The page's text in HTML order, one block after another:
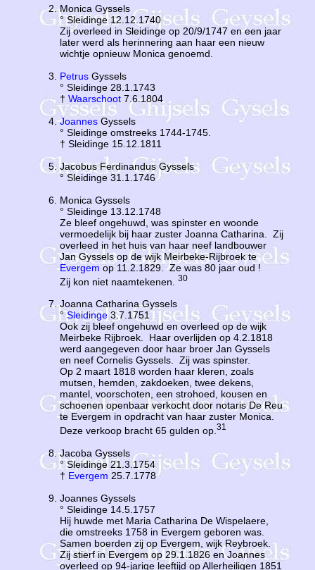
Monica Gyssels
° Sleidinge 12.12.1740
Zij overleed in Sleidinge op 20/9/1747 en een jaar
later werd als herinnering aan haar een nieuw
wichtje opnieuw Monica genoemd.
PetrusGyssels
° Sleidinge 28.1.1743
† Waarschoot7.6.1804
JoannesGyssels
° Sleidinge omstreeks 1744-1745.
† Sleidinge 15.12.1811
Jacobus Ferdinandus Gyssels
° Sleidinge 31.1.1746
Monica Gyssels
° Sleidinge 13.12.1748
Ze bleef ongehuwd, was spinster en woonde
vermoedelijk bij haar zuster Joanna Catharina. Zij
overleed in het huis van haar neef landbouwer
Jan Gyssels op de wijk Meirbeke-Rijbroek te
Evergemop 11.2.1829. Ze was 80 jaar oud !
Zij kon niet naamtekenen. 30
Joanna Catharina Gyssels
°Sleidinge3.7.1751
Ook zij bleef ongehuwd en overleed op de wijk
Meirbeke Rijbroek. Haar overlijden op 4.2.1818
werd aangegeven door haar broer Jan Gyssels
en neef Cornelis Gyssels. Zij was spinster.
Op 2 maart 1818 worden haar kleren, zoals
mutsen, hemden, zakdoeken, twee dekens,
mantel, voorschoten, een strohoed, kousen en
schoenen openbaar verkocht door notaris De Reu
te Evergem in opdracht van haar zuster Monica.
Deze verkoop bracht 65 gulden op. 31
Jacoba Gyssels
° Sleidinge 21.3.1754
† Evergem 25.7.1778
Joannes Gyssels
° Sleidinge 14.5.1757
Hij huwde met Maria Catharina De Wispelaere,
die omstreeks 1758 in Evergem geboren was.
Samen boerden zij op Evergem, wijk Reybroek.
Zij stierf in Evergem op 29.1.1826 en Joannes
overleed op 94-jarige leeftijd op Allerheiligen 1851